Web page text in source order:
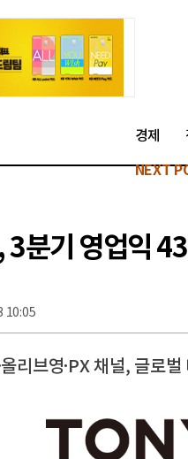
경제
NEXT
3분기 영업익
10:05
리브영·PX 채널, 글로